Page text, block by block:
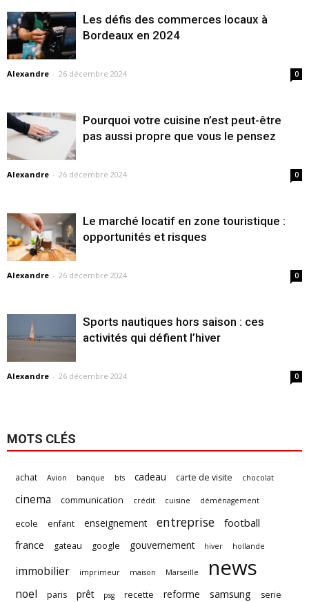
Les défis des commerces locaux à
Bordeaux en 2024
Alexandre - 26 décembre 2024 0
Pourquoi votre cuisine n’est peut-être
pas aussi propre que vous le pensez
Alexandre - 26 décembre 2024 0
Le marché locatif en zone touristique :
opportunités et risques
Alexandre - 26 décembre 2024 0
Sports nautiques hors saison : ces
activités qui défient l’hiver
Alexandre - 26 décembre 2024 0
MOTS CLÉS
achat Avion banque bts cadeau carte de visite chocolat
cinema communication crédit cuisine déménagement
ecole enfant enseignement entreprise
football
france
gateau google gouvernement hiver hollande
immobilier imprimeur maison Marseille news
noel paris prêt psg recette reforme samsung serie